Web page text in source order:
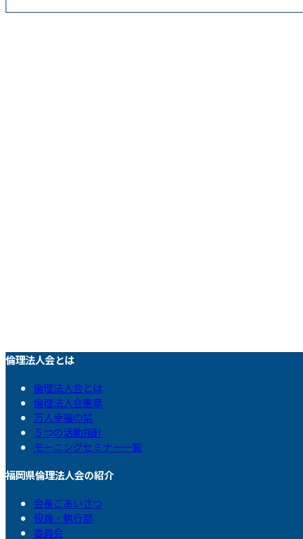
倫理法人会とは
倫理法人会とは
倫理法人会憲章
万人幸福の栞
５つの活動指針
モーニングセミナー一覧
福岡県倫理法人会の紹介
会長ごあいさつ
役員・執行部
委員会